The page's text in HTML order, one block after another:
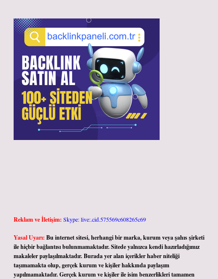
Reklam ve İletişim: Skype: live:.cid.575569c608265c69
Yasal Uyarı: Bu internet sitesi, herhangi bir marka, kurum veya şahıs şirketi
ile hiçbir bağlantısı bulunmamaktadır. Sitede yalnızca kendi hazırladığımız
makaleler paylaşılmaktadır. Burada yer alan içerikler haber niteliği
taşımamakta olup, gerçek kurum ve kişiler hakkında paylaşım
yapılmamaktadır. Gerçek kurum ve kişiler ile isim benzerlikleri tamamen